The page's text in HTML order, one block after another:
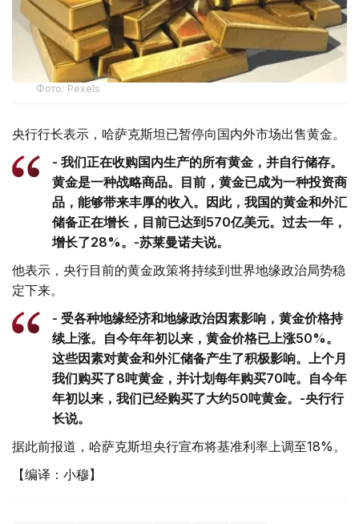
Фото: Рexels
央行行长表示，哈萨克斯坦已暂停向国内外市场出售黄金。
- 我们正在收购国内生产的所有黄金，并自行储存。
黄金是一种战略商品。目前，黄金已成为一种投资商
品，能够带来丰厚的收入。因此，我国的黄金和外汇
储备正在增长，目前已达到570亿美元。过去一年，
增长了28%。-苏莱曼诺夫说。
他表示，央行目前的黄金政策将持续到世界地缘政治局势稳
定下来。
- 受各种地缘经济和地缘政治因素影响，黄金价格持
续上涨。自今年年初以来，黄金价格已上涨50%。
这些因素对黄金和外汇储备产生了积极影响。上个月
我们购买了8吨黄金，并计划每年购买70吨。自今年
年初以来，我们已经购买了大约50吨黄金。-央行行
长说。
据此前报道，哈萨克斯坦央行宣布将基准利率上调至18%。
【编译：小穆】